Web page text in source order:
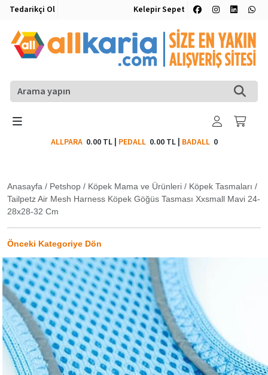
Tedarikçi Ol Kelepir Sepet
ALLPARA 0.00 TL| PEDALL 0.00 TL| BADALL0
Anasayfa / Petshop / Köpek Mama ve Ürünleri / Köpek Tasmaları /
Tailpetz Air Mesh Harness Köpek Göğüs Tasması Xxsmall Mavi 24-
28x28-32 Cm
Önceki Kategoriye Dön